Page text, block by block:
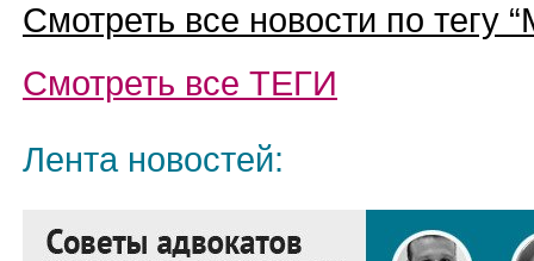
Смотреть все новости по тегу “
Смотреть все ТЕГИ
Лента новостей: